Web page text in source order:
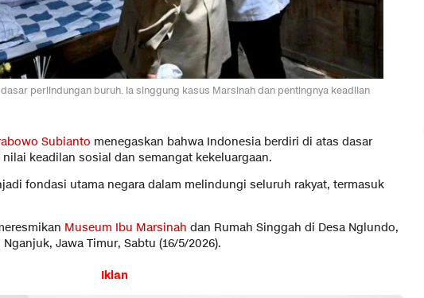
perlindungan buruh. Ia singgung kasus Marsinah dan pentingnya keadilan
Subianto menegaskan bahwa Indonesia berdiri di atas dasar
keadilan sosial dan semangat kekeluargaan.
fondasi utama negara dalam melindungi seluruh rakyat, termasuk
Museum Ibu Marsinah dan Rumah Singgah di Desa Nglundo,
Jawa Timur, Sabtu (16/5/2026).
Iklan